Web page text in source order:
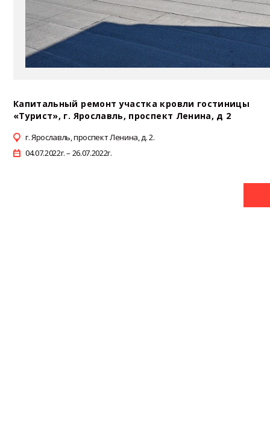
Капитальный ремонт участка кровли гостиницы
«Турист», г. Ярославль, проспект Ленина, д 2
г. Ярославль, проспект Ленина, д. 2.
04.07.2022г. – 26.07.2022г.